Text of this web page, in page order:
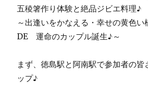
五稜箸作り体験と絶品ジビエ料理♪
～出逢いをかなえる・幸せの黄色い
DE 運命のカップル誕生♪～
まず、徳島駅と阿南駅で参加者の皆
ップ♪